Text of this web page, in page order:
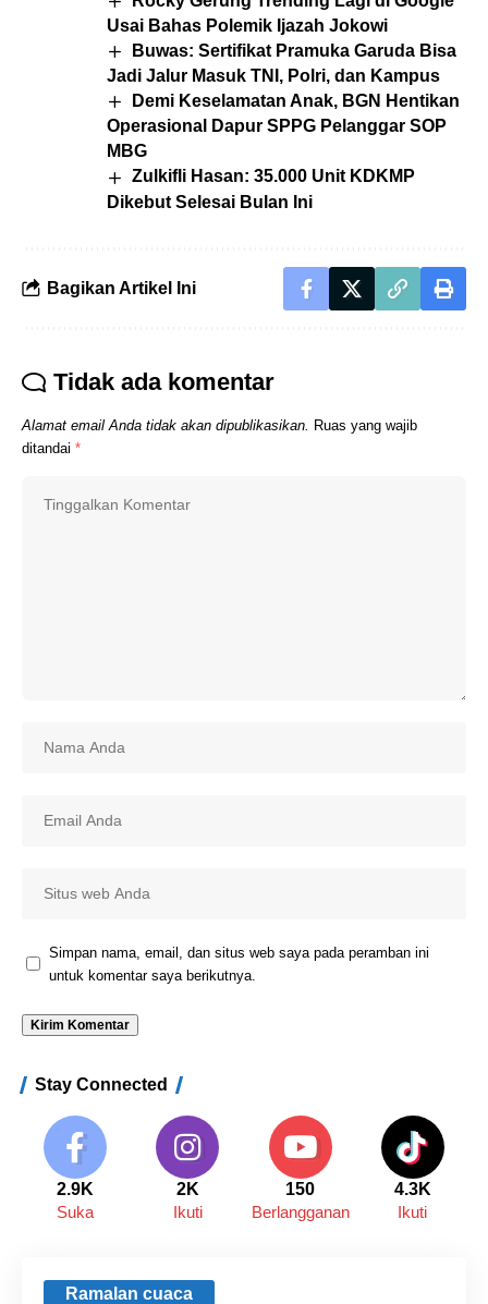
Usai Bahas Polemik Ijazah Jokowi
Buwas: Sertifikat Pramuka Garuda Bisa
Jadi Jalur Masuk TNI, Polri, dan Kampus
Demi Keselamatan Anak, BGN Hentikan
Operasional Dapur SPPG Pelanggar SOP
MBG
Zulkifli Hasan: 35.000 Unit KDKMP
Dikebut Selesai Bulan Ini
Bagikan Artikel Ini
Tidak ada komentar
Alamat email Anda tidak akan dipublikasikan. Ruas yang wajib
ditandai *
Simpan nama, email, dan situs web saya pada peramban ini
untuk komentar saya berikutnya.
Stay Connected
2.9K
Suka
2K
Ikuti
150
Berlangganan
4.3K
Ikuti
Ramalan cuaca